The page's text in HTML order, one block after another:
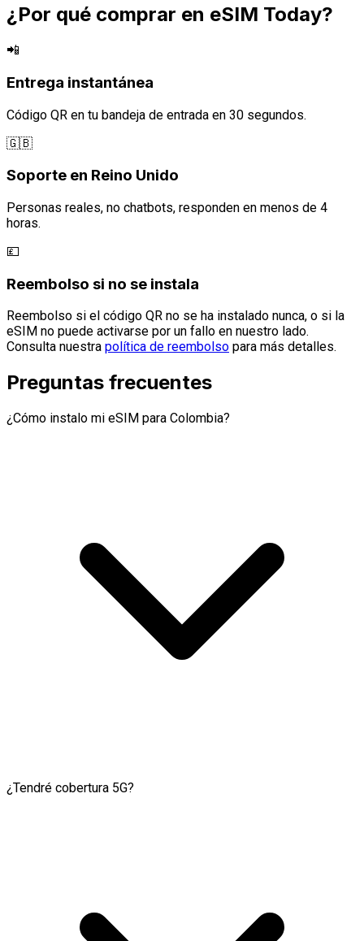
¿Por qué comprar en eSIM Today?
📲
Entrega instantánea
Código QR en tu bandeja de entrada en 30 segundos.
🇬🇧
Soporte en Reino Unido
Personas reales, no chatbots, responden en menos de 4
horas.
💷
Reembolso si no se instala
Reembolso si el código QR no se ha instalado nunca, o si la
eSIM no puede activarse por un fallo en nuestro lado.
Consulta nuestra política de reembolso para más detalles.
Preguntas frecuentes
¿Cómo instalo mi eSIM para Colombia?
¿Tendré cobertura 5G?